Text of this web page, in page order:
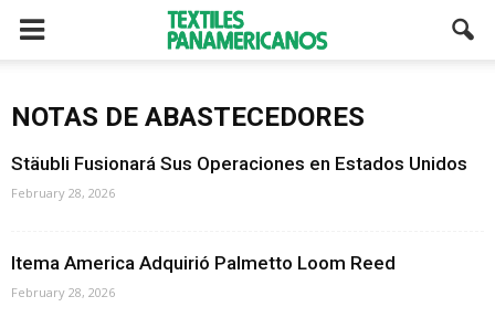
NOTAS DE ABASTECEDORES
Stäubli Fusionará Sus Operaciones en Estados Unidos
February 28, 2026
Itema America Adquirió Palmetto Loom Reed
February 28, 2026